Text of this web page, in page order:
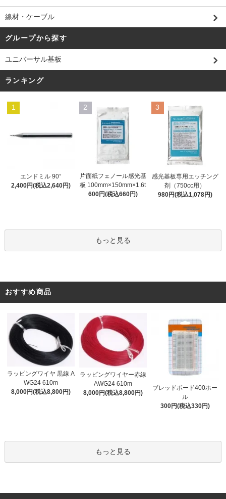
線材・ケーブル
グループから探す
ユニバーサル基板
ランキング
1
エンドミル 90°
2,400円(税込2,640円)
2
片面紙フェノール感光基
板 100mm×150mm×1.6t
600円(税込660円)
3
感光基板専用エッチング
剤（750cc用）
980円(税込1,078円)
もっと見る
おすすめ商品
ラッピングワイヤ 黒線 A
WG24 610m
8,000円(税込8,800円)
ラッピングワイヤー赤線
AWG24 610m
8,000円(税込8,800円)
ブレッドボード400ホー
ル
300円(税込330円)
もっと見る